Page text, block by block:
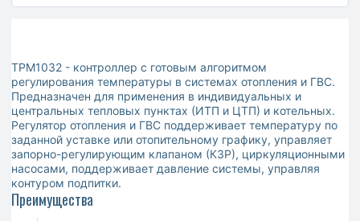
ТРМ1032 - контроллер с готовым алгоритмом
регулирования температуры в системах отопления и ГВС.
Предназначен для применения в индивидуальных и
центральных тепловых пунктах (ИТП и ЦТП) и котельных.
Регулятор отопления и ГВС поддерживает температуру по
заданной уставке или отопительному графику, управляет
запорно-регулирующим клапаном (КЗР), циркуляционными
насосами, поддерживает давление системы, управляя
контуром подпитки.
Преимущества